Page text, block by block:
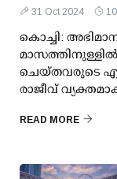
31 Oct 2024
കൊച്ചി: അഭിമാന
മാസത്തിനുള്ളില്‍
ചെയ്തവരുടെ
രാജീവ്
READ MORE